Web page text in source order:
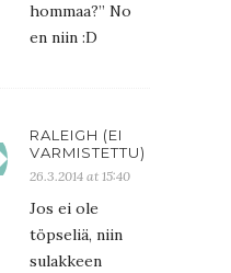
hommaa?” No
en niin :D
RALEIGH (EI
VARMISTETTU)
26.3.2014 at 15:40
Jos ei ole
töpseliä, niin
sulakkeen